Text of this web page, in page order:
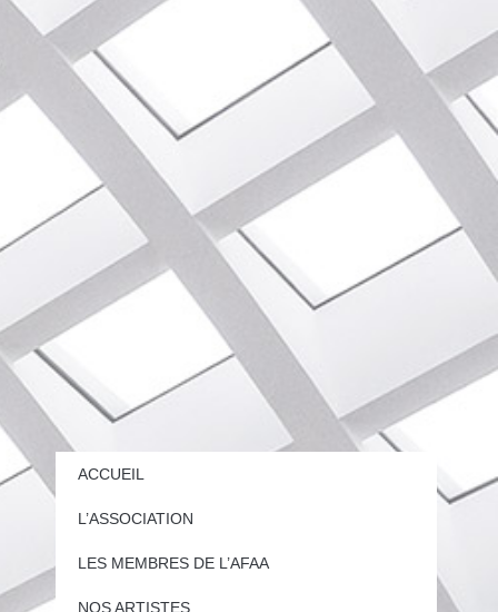
ACCUEIL
L’ASSOCIATION
LES MEMBRES DE L’AFAA
NOS ARTISTES